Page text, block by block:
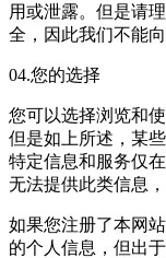
用或泄露。但是请
全，因此我们不能
04.您的选择
您可以选择浏览和
但是如上所述，某
特定信息和服务仅
无法提供此类信息
如果您注册了本网
的个人信息，但出